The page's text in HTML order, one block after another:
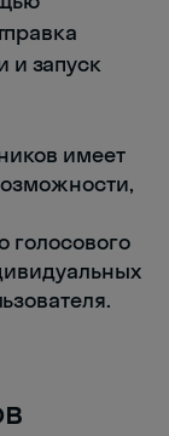
и запуск
имеет
голосового